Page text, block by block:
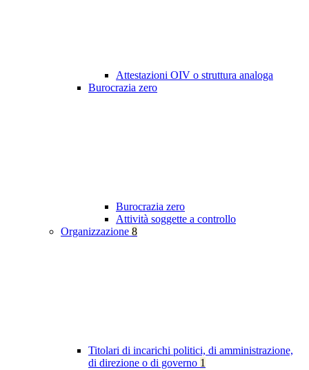
Attestazioni OIV o struttura analoga
Burocrazia zero
Burocrazia zero
Attività soggette a controllo
Organizzazione 8
Titolari di incarichi politici, di amministrazione,
di direzione o di governo 1